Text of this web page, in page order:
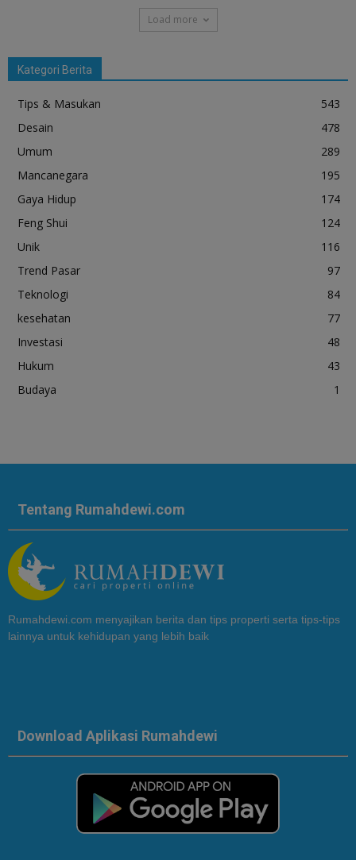
Load more
Kategori Berita
Tips & Masukan
543
Desain
478
Umum
289
Mancanegara
195
Gaya Hidup
174
Feng Shui
124
Unik
116
Trend Pasar
97
Teknologi
84
kesehatan
77
Investasi
48
Hukum
43
Budaya
1
Tentang Rumahdewi.com
Rumahdewi.com menyajikan berita dan tips properti serta tips-tips
lainnya untuk kehidupan yang lebih baik
Download Aplikasi Rumahdewi